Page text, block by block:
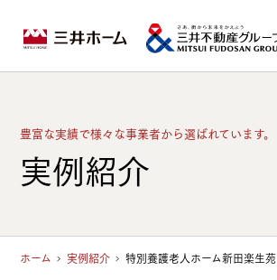
豊富な実績で様々な事業者から選ばれています。
実例紹介
ホーム 実例紹介 特別養護老人ホーム新田楽生苑